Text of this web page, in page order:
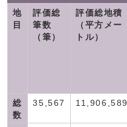
地
目
評価総
筆数
（筆）
評価総地積
（平方メー
トル）
総
数
35,567 11,906,589